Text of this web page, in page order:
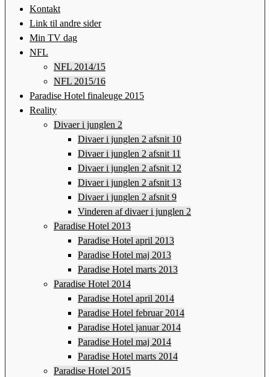
Kontakt
Link til andre sider
Min TV dag
NFL
NFL 2014/15
NFL 2015/16
Paradise Hotel finaleuge 2015
Reality
Divaer i junglen 2
Divaer i junglen 2 afsnit 10
Divaer i junglen 2 afsnit 11
Divaer i junglen 2 afsnit 12
Divaer i junglen 2 afsnit 13
Divaer i junglen 2 afsnit 9
Vinderen af divaer i junglen 2
Paradise Hotel 2013
Paradise Hotel april 2013
Paradise Hotel maj 2013
Paradise Hotel marts 2013
Paradise Hotel 2014
Paradise Hotel april 2014
Paradise Hotel februar 2014
Paradise Hotel januar 2014
Paradise Hotel maj 2014
Paradise Hotel marts 2014
Paradise Hotel 2015